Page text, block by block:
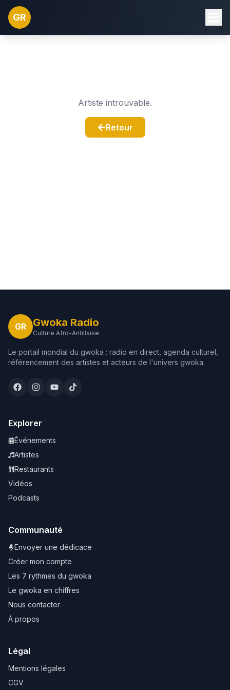
GR
Artiste introuvable.
Retour
GR Gwoka Radio
Culture Afro-Antillaise
Le portail mondial du gwoka : radio en direct, agenda culturel,
référencement des artistes et acteurs de l'univers gwoka.
Explorer
Événements
Artistes
Restaurants
Vidéos
Podcasts
Communauté
Envoyer une dédicace
Créer mon compte
Les 7 rythmes du gwoka
Le gwoka en chiffres
Nous contacter
À propos
Légal
Mentions légales
CGV